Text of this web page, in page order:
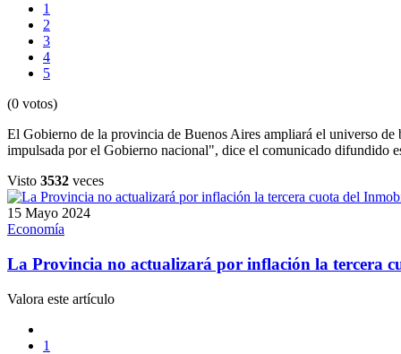
1
2
3
4
5
(0 votos)
El Gobierno de la provincia de Buenos Aires ampliará el universo
impulsada por el Gobierno nacional", dice el comunicado difundido
Visto 3532 veces
15 Mayo 2024
Economía
La Provincia no actualizará por inflación la tercera
Valora este artículo
1